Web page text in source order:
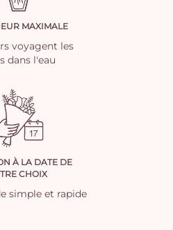
MAXIMALE
voyagent les
dans l'eau
À LA DATE DE
CHOIX
simple et rapide